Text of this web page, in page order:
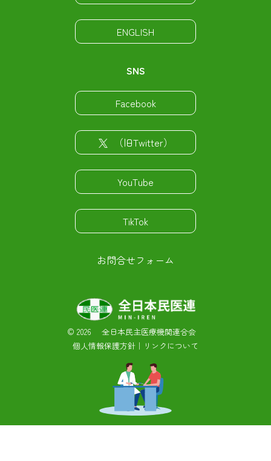
ENGLISH
SNS
Facebook
（旧Twitter）
YouTube
TikTok
お問合せフォーム
© 2026 全日本民主医療機関連合会
個人情報保護方針 ｜ リンクについて